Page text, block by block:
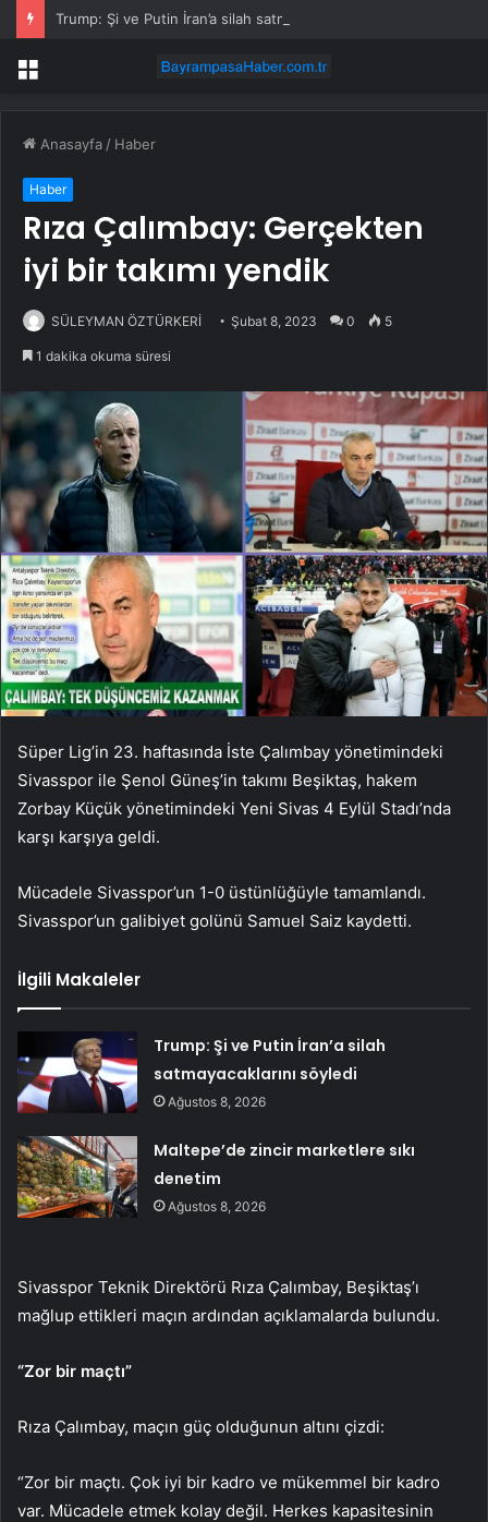
Trump: Şi ve Putin İran’a silah satmayacaklarını söyledi
Menü
Anasayfa / Haber
Haber
Rıza Çalımbay: Gerçekten
iyi bir takımı yendik
SÜLEYMAN ÖZTÜRKERİ Şubat 8, 2023 0 5
1 dakika okuma süresi
Süper Lig’in 23. haftasında İste Çalımbay yönetimindeki
Sivasspor ile Şenol Güneş’in takımı Beşiktaş, hakem
Zorbay Küçük yönetimindeki Yeni Sivas 4 Eylül Stadı’nda
karşı karşıya geldi.
Mücadele Sivasspor’un 1-0 üstünlüğüyle tamamlandı.
Sivasspor’un galibiyet golünü Samuel Saiz kaydetti.
İlgili Makaleler
Trump: Şi ve Putin İran’a silah
satmayacaklarını söyledi
Ağustos 8, 2026
Maltepe’de zincir marketlere sıkı
denetim
Ağustos 8, 2026
Sivasspor Teknik Direktörü Rıza Çalımbay, Beşiktaş’ı
mağlup ettikleri maçın ardından açıklamalarda bulundu.
“Zor bir maçtı”
Rıza Çalımbay, maçın güç olduğunun altını çizdi:
“Zor bir maçtı. Çok iyi bir kadro ve mükemmel bir kadro
var. Mücadele etmek kolay değil. Herkes kapasitesinin